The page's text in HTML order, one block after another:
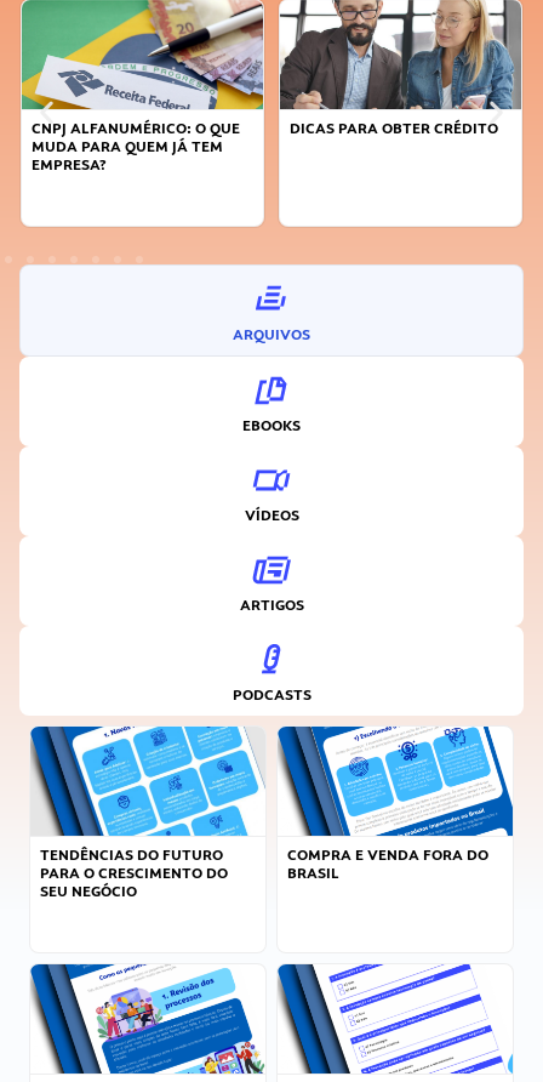
CNPJ ALFANUMÉRICO: O QUE
MUDA PARA QUEM JÁ TEM
EMPRESA?
DICAS PARA OBTER CRÉDITO
ARQUIVOS
EBOOKS
VÍDEOS
ARTIGOS
PODCASTS
TENDÊNCIAS DO FUTURO
PARA O CRESCIMENTO DO
SEU NEGÓCIO
COMPRA E VENDA FORA DO
BRASIL